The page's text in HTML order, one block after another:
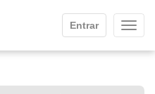
Entrar